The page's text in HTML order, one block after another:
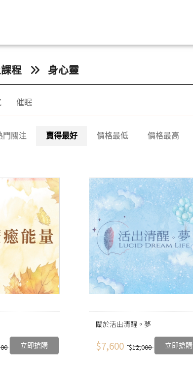
程 身心靈
催眠
門關注 賣得最好 價格最低 價格最高
立即搶購
關於活出清醒。夢
$7,600 $12,000 立即搶購